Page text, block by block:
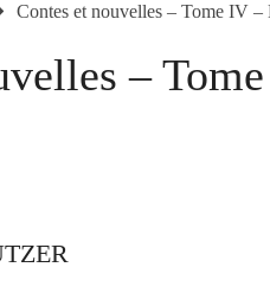
Contes et nouvelles – Tome IV
–